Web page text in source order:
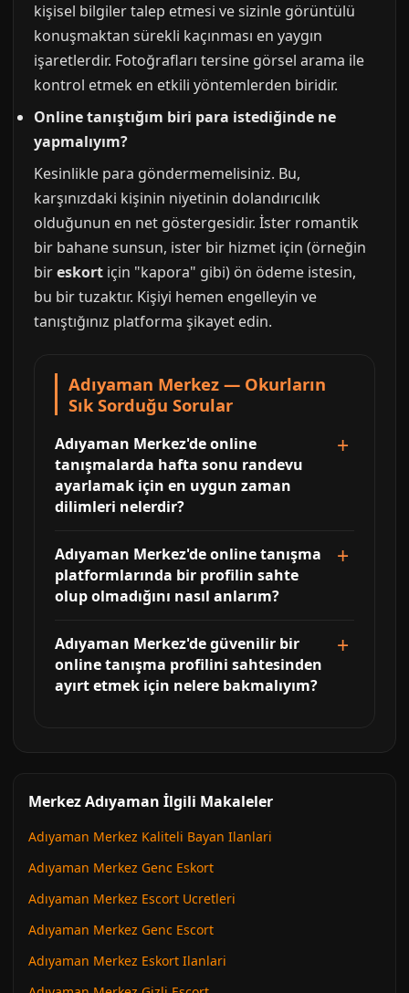
kişisel bilgiler talep etmesi ve sizinle görüntülü
konuşmaktan sürekli kaçınması en yaygın
işaretlerdir. Fotoğrafları tersine görsel arama ile
kontrol etmek en etkili yöntemlerden biridir.
Online tanıştığım biri para istediğinde ne
yapmalıyım?
Kesinlikle para göndermemelisiniz. Bu,
karşınızdaki kişinin niyetinin dolandırıcılık
olduğunun en net göstergesidir. İster romantik
bir bahane sunsun, ister bir hizmet için (örneğin
bireskort için "kapora" gibi) ön ödeme istesin,
bu bir tuzaktır. Kişiyi hemen engelleyin ve
tanıştığınız platforma şikayet edin.
Adıyaman Merkez — Okurların
Sık Sorduğu Sorular
Adıyaman Merkez'de online
tanışmalarda hafta sonu randevu
ayarlamak için en uygun zaman
dilimleri nelerdir?
Adıyaman Merkez'de online tanışma
platformlarında bir profilin sahte
olup olmadığını nasıl anlarım?
Adıyaman Merkez'de güvenilir bir
online tanışma profilini sahtesinden
ayırt etmek için nelere bakmalıyım?
Merkez Adıyaman İlgili Makaleler
Adıyaman Merkez Kaliteli Bayan Ilanlari
Adıyaman Merkez Genc Eskort
Adıyaman Merkez Escort Ucretleri
Adıyaman Merkez Genc Escort
Adıyaman Merkez Eskort Ilanlari